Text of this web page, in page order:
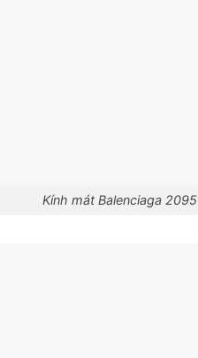
Kính mát Balenciaga 2095